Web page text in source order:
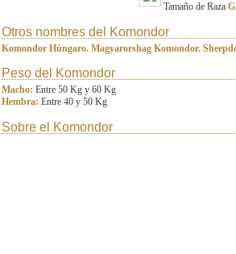
Tamaño de Raza
Otros nombres del Komondor
Komondor Húngaro. Magyarorshag Komondor.
Peso del Komondor
Macho: Entre 50 Kg y 60 Kg
Hembra: Entre 40 y 50 Kg
Sobre el Komondor